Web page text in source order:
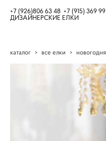
+7 (926)806 63 48 +7 (915) 369
ДИЗАЙНЕРСКИЕ ЕЛКИ
каталог > все елки >